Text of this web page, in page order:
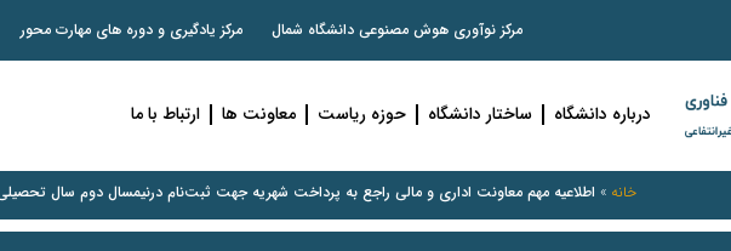
مرکز نوآوری هوش مصنوعی دانشگاه شمال مرکز یادگیری و دوره های مهارت محور
درباره دانشگاه ساختار دانشگاه حوزه ریاست معاونت ها ارتباط با ما
خانه » اطلاعیه مهم معاونت اداری و مالی راجع به پرداخت شهریه جهت ثبت‌نام درنیمسال دوم سال تحصیلی ۰۴-